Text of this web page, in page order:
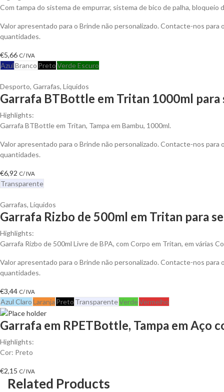
Com tampa do sistema de empurrar, sistema de bico de palha,
Valor apresentado para o Brinde não personalizado. Contacte-nos
quantidades.
€5,66 C/ IVA
AzulBranco PretoVerde Escuro
Desporto, Garrafas, Líquidos
Garrafa BTBottle em Tritan 1000ml para
Highlights:
Garrafa BTBottle em Tritan, Tampa em Bambu, 1000ml.
Valor apresentado para o Brinde não personalizado. Contacte-nos
quantidades.
€6,92 C/ IVA
Transparente
Garrafas, Líquidos
Garrafa Rizbo de 500ml em Tritan para
Highlights:
Garrafa Rizbo de 500ml Livre de BPA, com Corpo em Tritan, em várias
Valor apresentado para o Brinde não personalizado. Contacte-nos
quantidades.
€3,44 C/ IVA
Azul ClaroLaranja Preto TransparenteVerdeVermelho
Garrafa em RPETBottle, Tampa em Aço
Highlights:
Cor: Preto
€2,15 C/ IVA
Related Products